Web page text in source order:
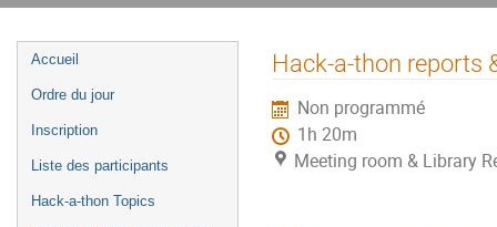
Menu
de
Accueil
Ordre du jour
Inscription
Liste des participants
Hack-a-thon Topics
Hack-a-thon reports
Non programmé
1h 20m
Meeting room & Library